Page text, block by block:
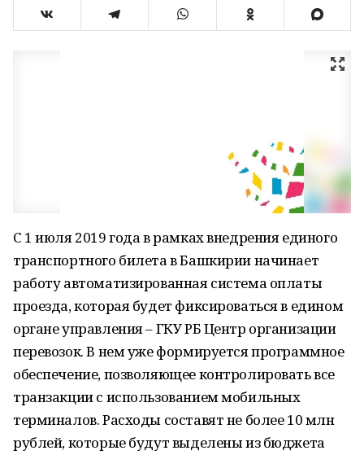
С 1 июля 2019 года в рамках внедрения единого
транспортного билета в Башкирии начинает
работу автоматизированная система оплаты
проезда, которая будет фиксироваться в едином
органе управления – ГКУ РБ Центр организации
перевозок. В нем уже формируется программное
обеспечение, позволяющее контролировать все
транзакции с использованием мобильных
терминалов. Расходы составят не более 10 млн
рублей, которые будут выделены из бюджета